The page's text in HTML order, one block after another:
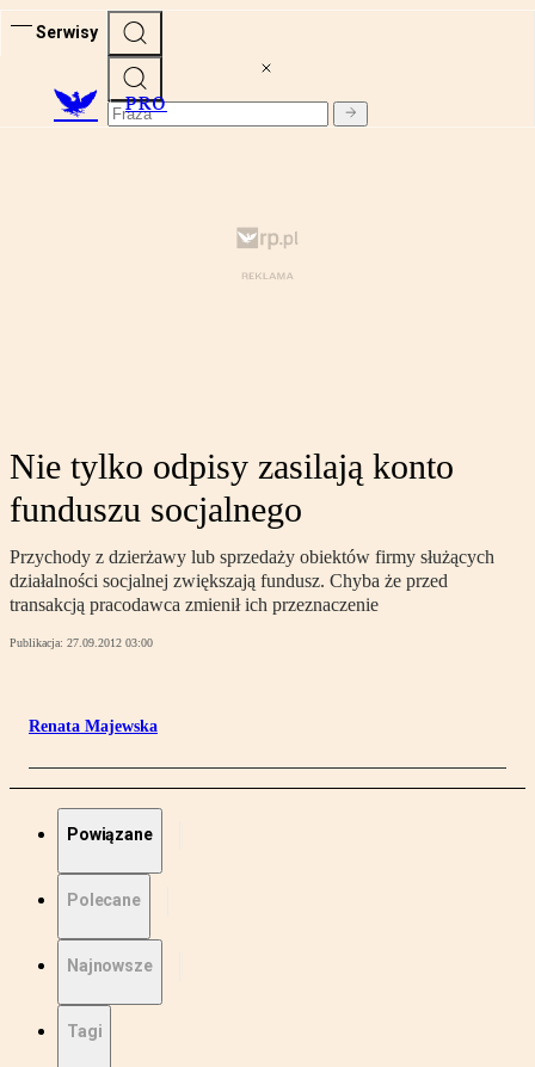
Serwisy
PRO
Nie tylko odpisy zasilają konto
funduszu socjalnego
Przychody z dzierżawy lub sprzedaży obiektów firmy służących
działalności socjalnej zwiększają fundusz. Chyba że przed
transakcją pracodawca zmienił ich przeznaczenie
Publikacja: 27.09.2012 03:00
Renata Majewska
Powiązane
Polecane
Najnowsze
Tagi